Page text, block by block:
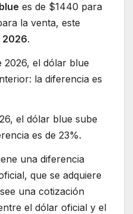
es de $1440 para
la venta, este
2026.
2026, el dólar blue
la diferencia es
el dólar blue sube
es de 23%.
una diferencia
que se adquiere
una cotización
el dólar oficial y el